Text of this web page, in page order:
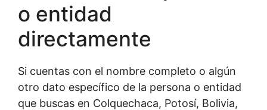
o entidad
directamente
Si cuentas con el nombre completo o algún
otro dato específico de la persona o entidad
que buscas en Colquechaca, Potosí, Bolivia,